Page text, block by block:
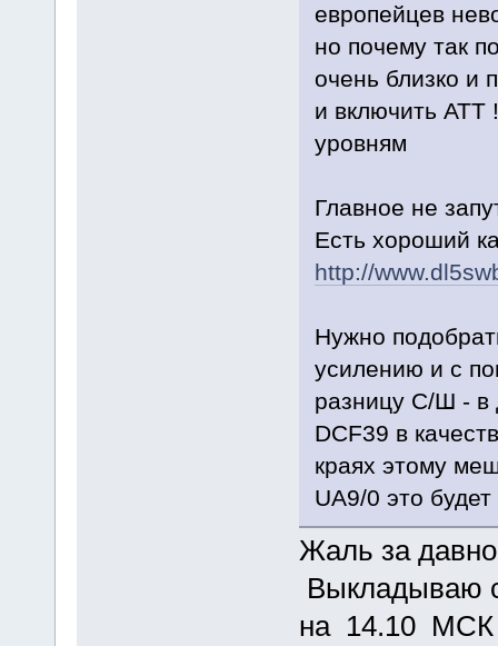
европейцев
но почему так
очень близко и
и включить АТТ
уровням
Главное не
Есть хороший
http://
Нужно
усилению и с
разницу С/Ш - в
DCF39 в
краях этому
UA9/0 это будет
Жаль за
Выкладываю
на 14.10 МСК